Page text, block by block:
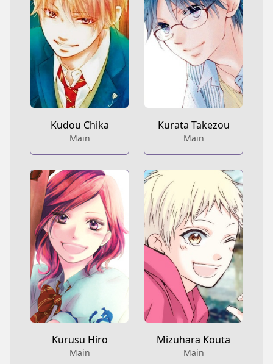
Kudou Chika
Main
Kurata Takezou
Main
Kurusu Hiro
Main
Mizuhara Kouta
Main